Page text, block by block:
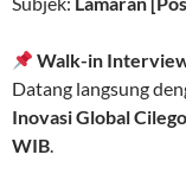
Walk-in
Datang langsung
Inovasi Global
WIB.